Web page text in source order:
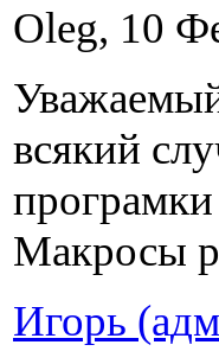
Oleg, 10
всякий
Макросы
Игорь